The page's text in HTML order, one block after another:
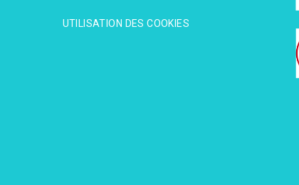
UTILISATION DES COOKIES